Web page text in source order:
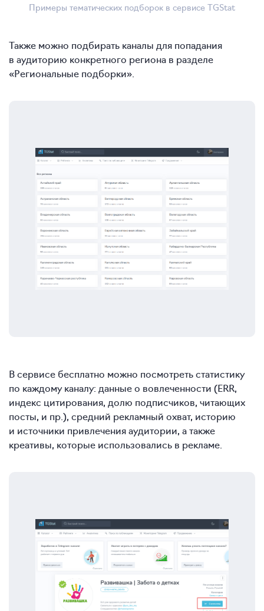
Примеры тематических подборок в сервисе TGStat
Также можно подбирать каналы для попадания
в аудиторию конкретного региона в разделе
«Региональные подборки».
В сервисе бесплатно можно посмотреть статистику
по каждому каналу: данные о вовлеченности (ERR,
индекс цитирования, долю подписчиков, читающих
посты, и пр.), средний рекламный охват, историю
и источники привлечения аудитории, а также
креативы, которые использовались в рекламе.